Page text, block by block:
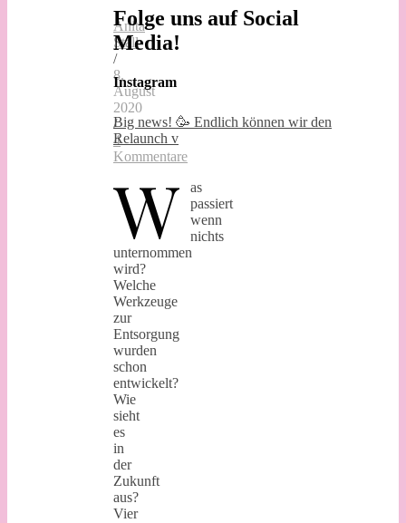
Anita
Stall
/
8.
August
2020
/
4
Kommentare
W
as
passiert
wenn
nichts
unternommen
wird?
Welche
Werkzeuge
zur
Entsorgung
wurden
schon
entwickelt?
Wie
sieht
es
in
der
Zukunft
aus?
Vier
Folge uns auf Social
Media!
Instagram
Big news! 🥳 Endlich können wir den
Relaunch v